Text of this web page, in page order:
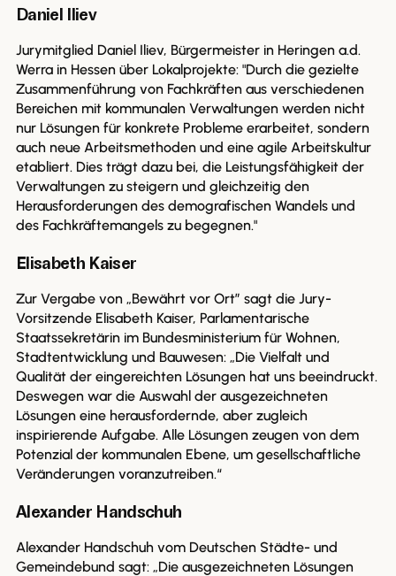
Daniel Iliev
Jurymitglied Daniel Iliev, Bürgermeister in Heringen a.d.
Werra in Hessen über Lokalprojekte: "Durch die gezielte
Zusammenführung von Fachkräften aus verschiedenen
Bereichen mit kommunalen Verwaltungen werden nicht
nur Lösungen für konkrete Probleme erarbeitet, sondern
auch neue Arbeitsmethoden und eine agile Arbeitskultur
etabliert. Dies trägt dazu bei, die Leistungsfähigkeit der
Verwaltungen zu steigern und gleichzeitig den
Herausforderungen des demografischen Wandels und
des Fachkräftemangels zu begegnen."
Elisabeth Kaiser
Zur Vergabe von „Bewährt vor Ort” sagt die Jury-
Vorsitzende Elisabeth Kaiser, Parlamentarische
Staatssekretärin im Bundesministerium für Wohnen,
Stadtentwicklung und Bauwesen: „Die Vielfalt und
Qualität der eingereichten Lösungen hat uns beeindruckt.
Deswegen war die Auswahl der ausgezeichneten
Lösungen eine herausfordernde, aber zugleich
inspirierende Aufgabe. Alle Lösungen zeugen von dem
Potenzial der kommunalen Ebene, um gesellschaftliche
Veränderungen voranzutreiben.“
Alexander Handschuh
Alexander Handschuh vom Deutschen Städte- und
Gemeindebund sagt: „Die ausgezeichneten Lösungen